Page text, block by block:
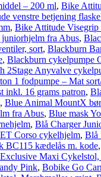
– 200 ml, Bike
venstre betjening
, Bike Attitude Visegrip
fra Abus,
sort, Blackburn
, Blackburn cykelpumpe
2Stage Anyvalve
1 fodpumpe – Mat
inkl. 16 grams patron,
, Blue Animal MountX
fra Abus, Blue mask
, Blå Charger
Corso cykelhjelm, Blå
BC115 kædelås m. kode,
Maxi Cykelstol,
Pink, Bobike Go